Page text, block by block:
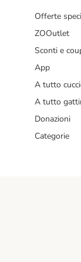
Offerte
ZOOutlet
Sconti e
App
A tutto
A tutto
Donazioni
Categorie